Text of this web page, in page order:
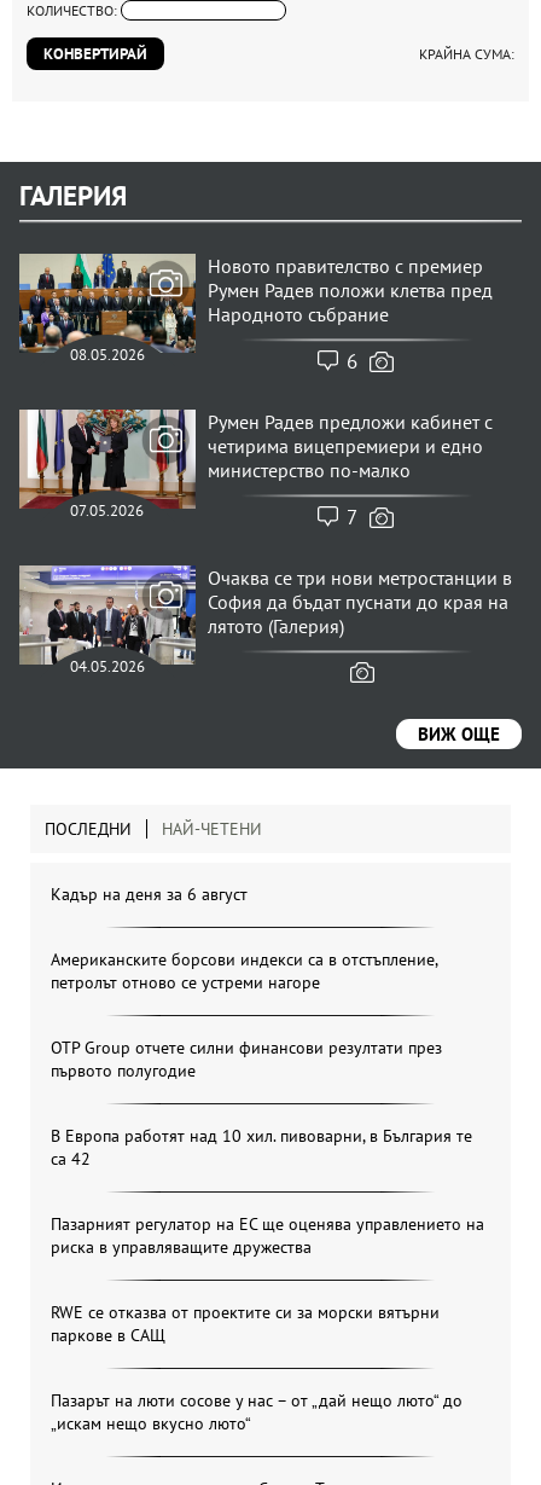
КОЛИЧЕСТВО:
КОНВЕРТИРАЙ КРАЙНА СУМА:
ГАЛЕРИЯ
08.05.2026
Новото правителство с премиер
Румен Радев положи клетва пред
Народното събрание
6
07.05.2026
Румен Радев предложи кабинет с
четирима вицепремиери и едно
министерство по-малко
7
04.05.2026
Очаква се три нови метростанции в
София да бъдат пуснати до края на
лятото (Галерия)
ВИЖ ОЩЕ
ПОСЛЕДНИ НАЙ-ЧЕТЕНИ
Кадър на деня за 6 август
Американските борсови индекси са в отстъпление,
петролът отново се устреми нагоре
OTP Group отчете силни финансови резултати през
първото полугодие
В Европа работят над 10 хил. пивоварни, в България те
са 42
Пазарният регулатор на ЕС ще оценява управлението на
риска в управляващите дружества
RWE се отказва от проектите си за морски вятърни
паркове в САЩ
Пазарът на люти сосове у нас – от „дай нещо люто“ до
„искам нещо вкусно люто“